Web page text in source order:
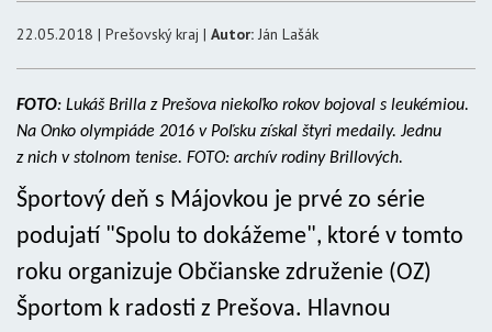
22.05.2018 | Prešovský kraj | Autor: Ján Lašák
FOTO: Lukáš Brilla z Prešova niekoľko rokov bojoval s leukémiou.
Na Onko olympiáde 2016 v Poľsku získal štyri medaily. Jednu
z nich v stolnom tenise. FOTO: archív rodiny Brillových.
Športový deň s Májovkou je prvé zo série
podujatí "Spolu to dokážeme", ktoré v tomto
roku organizuje Občianske združenie (OZ)
Športom k radosti z Prešova. Hlavnou